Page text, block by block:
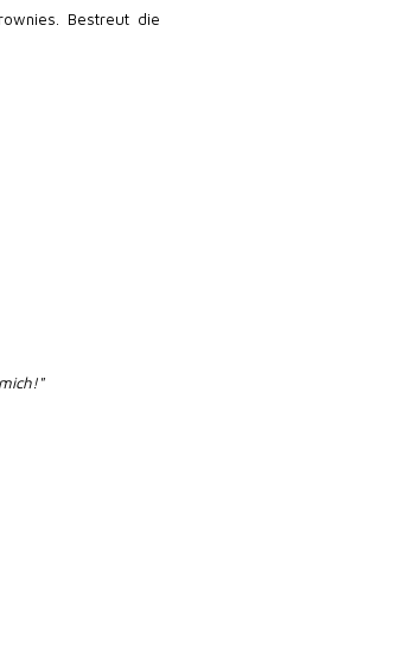
Bestreut die